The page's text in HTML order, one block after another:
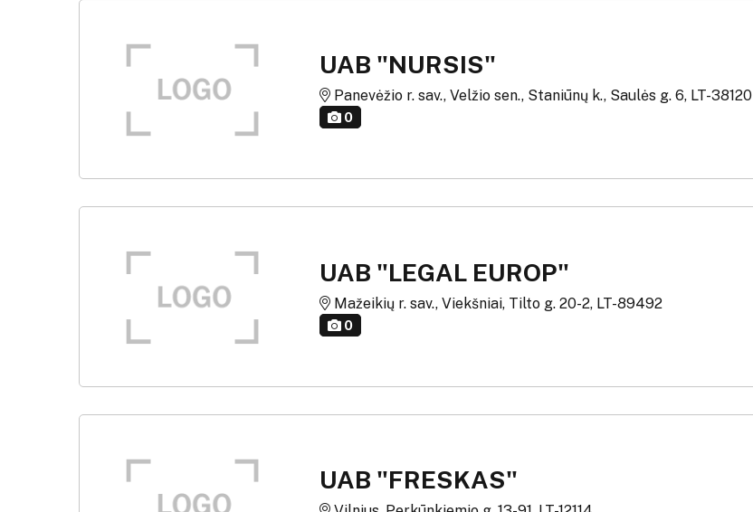
UAB "NURSIS"
Panevėžio r. sav., Velžio sen., Staniūnų k., Saulės g. 6, LT-38120
0
UAB "LEGAL EUROP"
Mažeikių r. sav., Viekšniai, Tilto g. 20-2, LT-89492
0
UAB "FRESKAS"